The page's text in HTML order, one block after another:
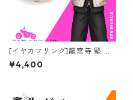
[イヤカフリング]龍宮寺 堅 東
京リベンジャーズ
¥4,400